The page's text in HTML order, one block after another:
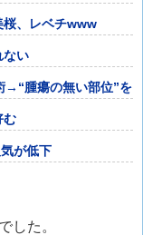
桜、レベチwww
ない
→“腫瘍の無い部位”を
む
が低下
した。